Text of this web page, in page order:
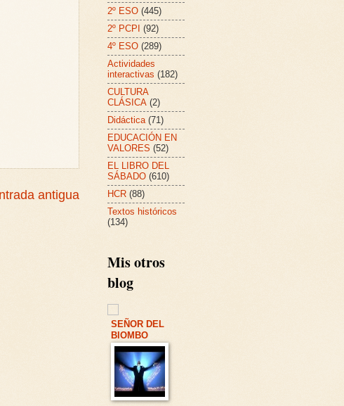
antigua
2º ESO (445)
2º PCPI (92)
4º ESO (289)
Actividades
interactivas (182)
CULTURA
CLÁSICA (2)
Didáctica (71)
EDUCACIÓN EN
VALORES (52)
EL LIBRO DEL
SÁBADO (610)
HCR (88)
Textos históricos
(134)
Mis otros
blog
SEÑOR DEL
BIOMBO